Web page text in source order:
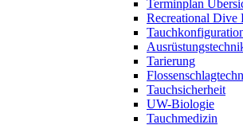
Terminplan
Recreational Dive
Tarierung
Tauchsicherheit
UW-Biologie
Tauchmedizin